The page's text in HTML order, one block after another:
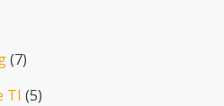
(7)
TI (5)